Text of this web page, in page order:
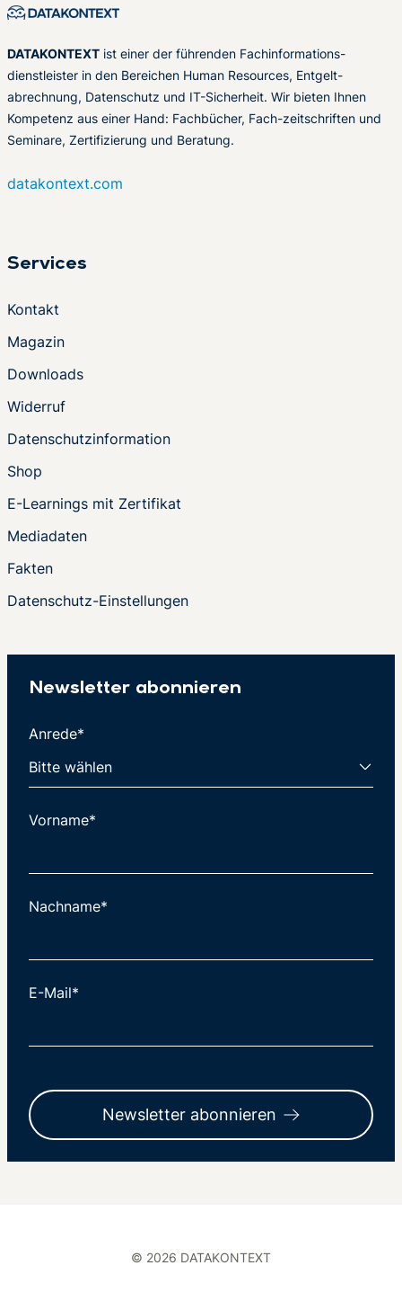
DATAKONTEXT ist einer der führenden Fachinformations-
dienstleister in den Bereichen Human Resources, Entgelt-
abrechnung, Datenschutz und IT-Sicherheit. Wir bieten Ihnen
Kompetenz aus einer Hand: Fachbücher, Fach-zeitschriften und
Seminare, Zertifizierung und Beratung.
datakontext.com
Services
Kontakt
Magazin
Downloads
Widerruf
Datenschutzinformation
Shop
E-Learnings mit Zertifikat
Mediadaten
Fakten
Datenschutz-Einstellungen
Newsletter abonnieren
Anrede*
Vorname*
Nachname*
E-Mail*
Newsletter abonnieren
© 2026 DATAKONTEXT